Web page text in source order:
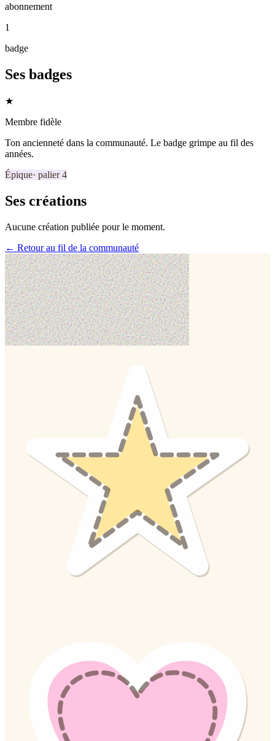
abonnement
1
badge
Ses badges
★
Membre fidèle
Ton ancienneté dans la communauté. Le badge grimpe au fil des
années.
Épique· palier4
Ses créations
Aucune création publiée pour le moment.
← Retour au fil de la communauté